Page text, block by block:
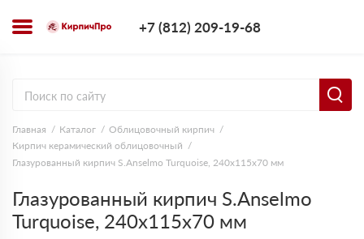
+7 (812) 209-19-68
Главная Каталог
Облицовочный кирпич
Кирпич керамический облицовочный
Глазурованный кирпич S.Anselmo Turquoise, 240х115х70 мм
Глазурованный кирпич S.Anselmo
Turquoise, 240х115х70 мм